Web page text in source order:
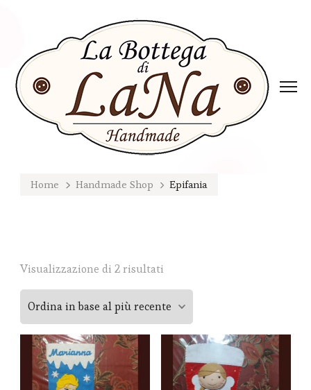
Home Handmade Shop Epifania
Visualizzazione di 2 risultati
in
base
al
più
recente